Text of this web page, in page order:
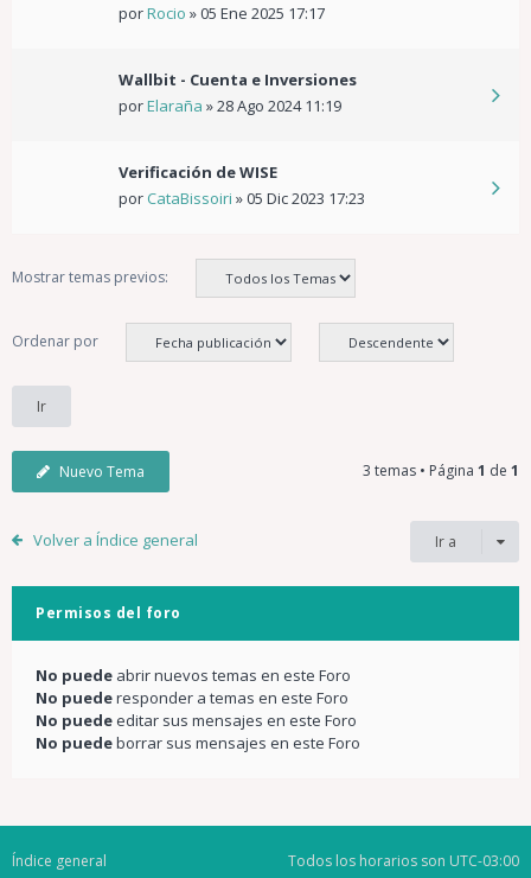
porRocio »05 Ene 2025 17:17
Wallbit - Cuenta e Inversiones
porElaraña »28 Ago 2024 11:19
Verificación de WISE
porCataBissoiri »05 Dic 2023 17:23
Mostrar temas previos:
Ordenar por
Nuevo Tema 3 temas • Página 1 de 1
Volver a Índice general Ir a
Permisos del foro
No puede abrir nuevos temas en este Foro
No puederesponder a temas en este Foro
No puedeeditar sus mensajes en este Foro
No puedeborrar sus mensajes en este Foro
Índice general Todos los horarios son UTC-03:00